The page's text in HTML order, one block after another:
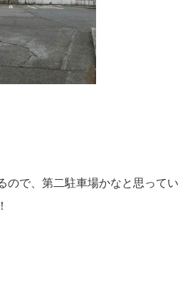
ので、第二駐車場かなと思ってい